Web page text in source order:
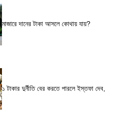
মাজারে দানের টাকা আসলে কোথায় যায়?
১ টাকার দুর্নীতি বের করতে পারলে ইস্তফা দেব,